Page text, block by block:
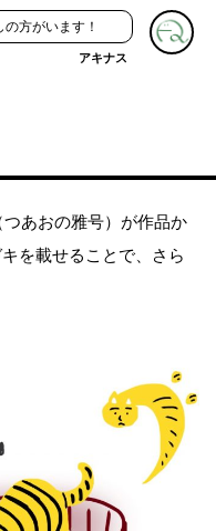
方がいます！
アキナス
あおの雅号）が作品か
を載せることで、さら